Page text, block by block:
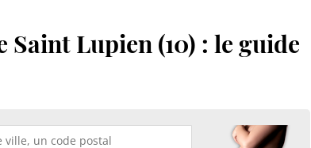
Lupien (10) : le guide